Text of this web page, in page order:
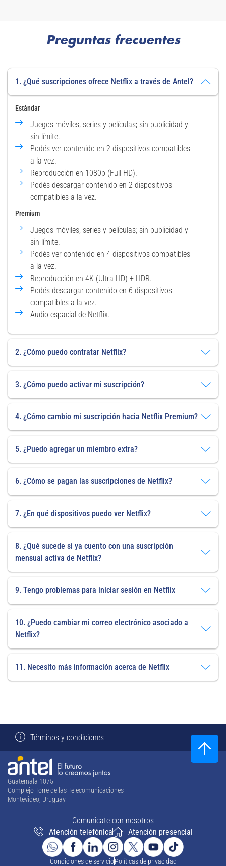
Preguntas frecuentes
1. ¿Qué suscripciones ofrece Netflix a través de Antel?
Estándar
Juegos móviles, series y películas; sin publicidad y
sin límite.
Podés ver contenido en 2 dispositivos compatibles
a la vez.
Reproducción en 1080p (Full HD).
Podés descargar contenido en 2 dispositivos
compatibles a la vez.
Premium
Juegos móviles, series y películas; sin publicidad y
sin límite.
Podés ver contenido en 4 dispositivos compatibles
a la vez.
Reproducción en 4K (Ultra HD) + HDR.
Podés descargar contenido en 6 dispositivos
compatibles a la vez.
Audio espacial de Netflix.
2. ¿Cómo puedo contratar Netflix?
3. ¿Cómo puedo activar mi suscripción?
4. ¿Cómo cambio mi suscripción hacia Netflix Premium?
5. ¿Puedo agregar un miembro extra?
6. ¿Cómo se pagan las suscripciones de Netflix?
7. ¿En qué dispositivos puedo ver Netflix?
8. ¿Qué sucede si ya cuento con una suscripción
mensual activa de Netflix?
9. Tengo problemas para iniciar sesión en Netflix
10. ¿Puedo cambiar mi correo electrónico asociado a
Netflix?
11. Necesito más información acerca de Netflix
Términos y condiciones
Guatemala 1075
Complejo Torre de las Telecomunicaciones
Montevideo, Uruguay
Comunicate con nosotros
Atención telefónica
Atención presencial
Condiciones de servicioPolíticas de privacidad